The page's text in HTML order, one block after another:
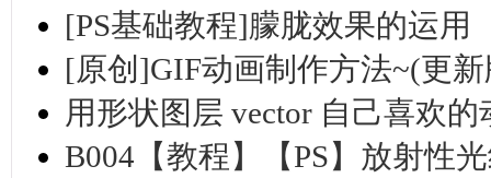
[PS基础教程]朦胧效果的运用
[原创]GIF动画制作方法~(更
用形状图层 vector 自己喜欢的
B004【教程】【PS】放射性